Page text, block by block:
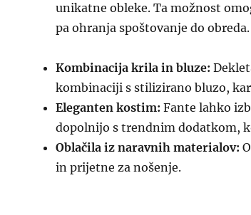
unikatne obleke. Ta možnost
pa ohranja spoštovanje do
Kombinacija krila in bluze:
kombinaciji s stilizirano bluzo,
Eleganten kostim: Fante lahko
dopolnijo s trendnim dodatkom,
Oblačila iz naravnih materialov:
in prijetne za nošenje.